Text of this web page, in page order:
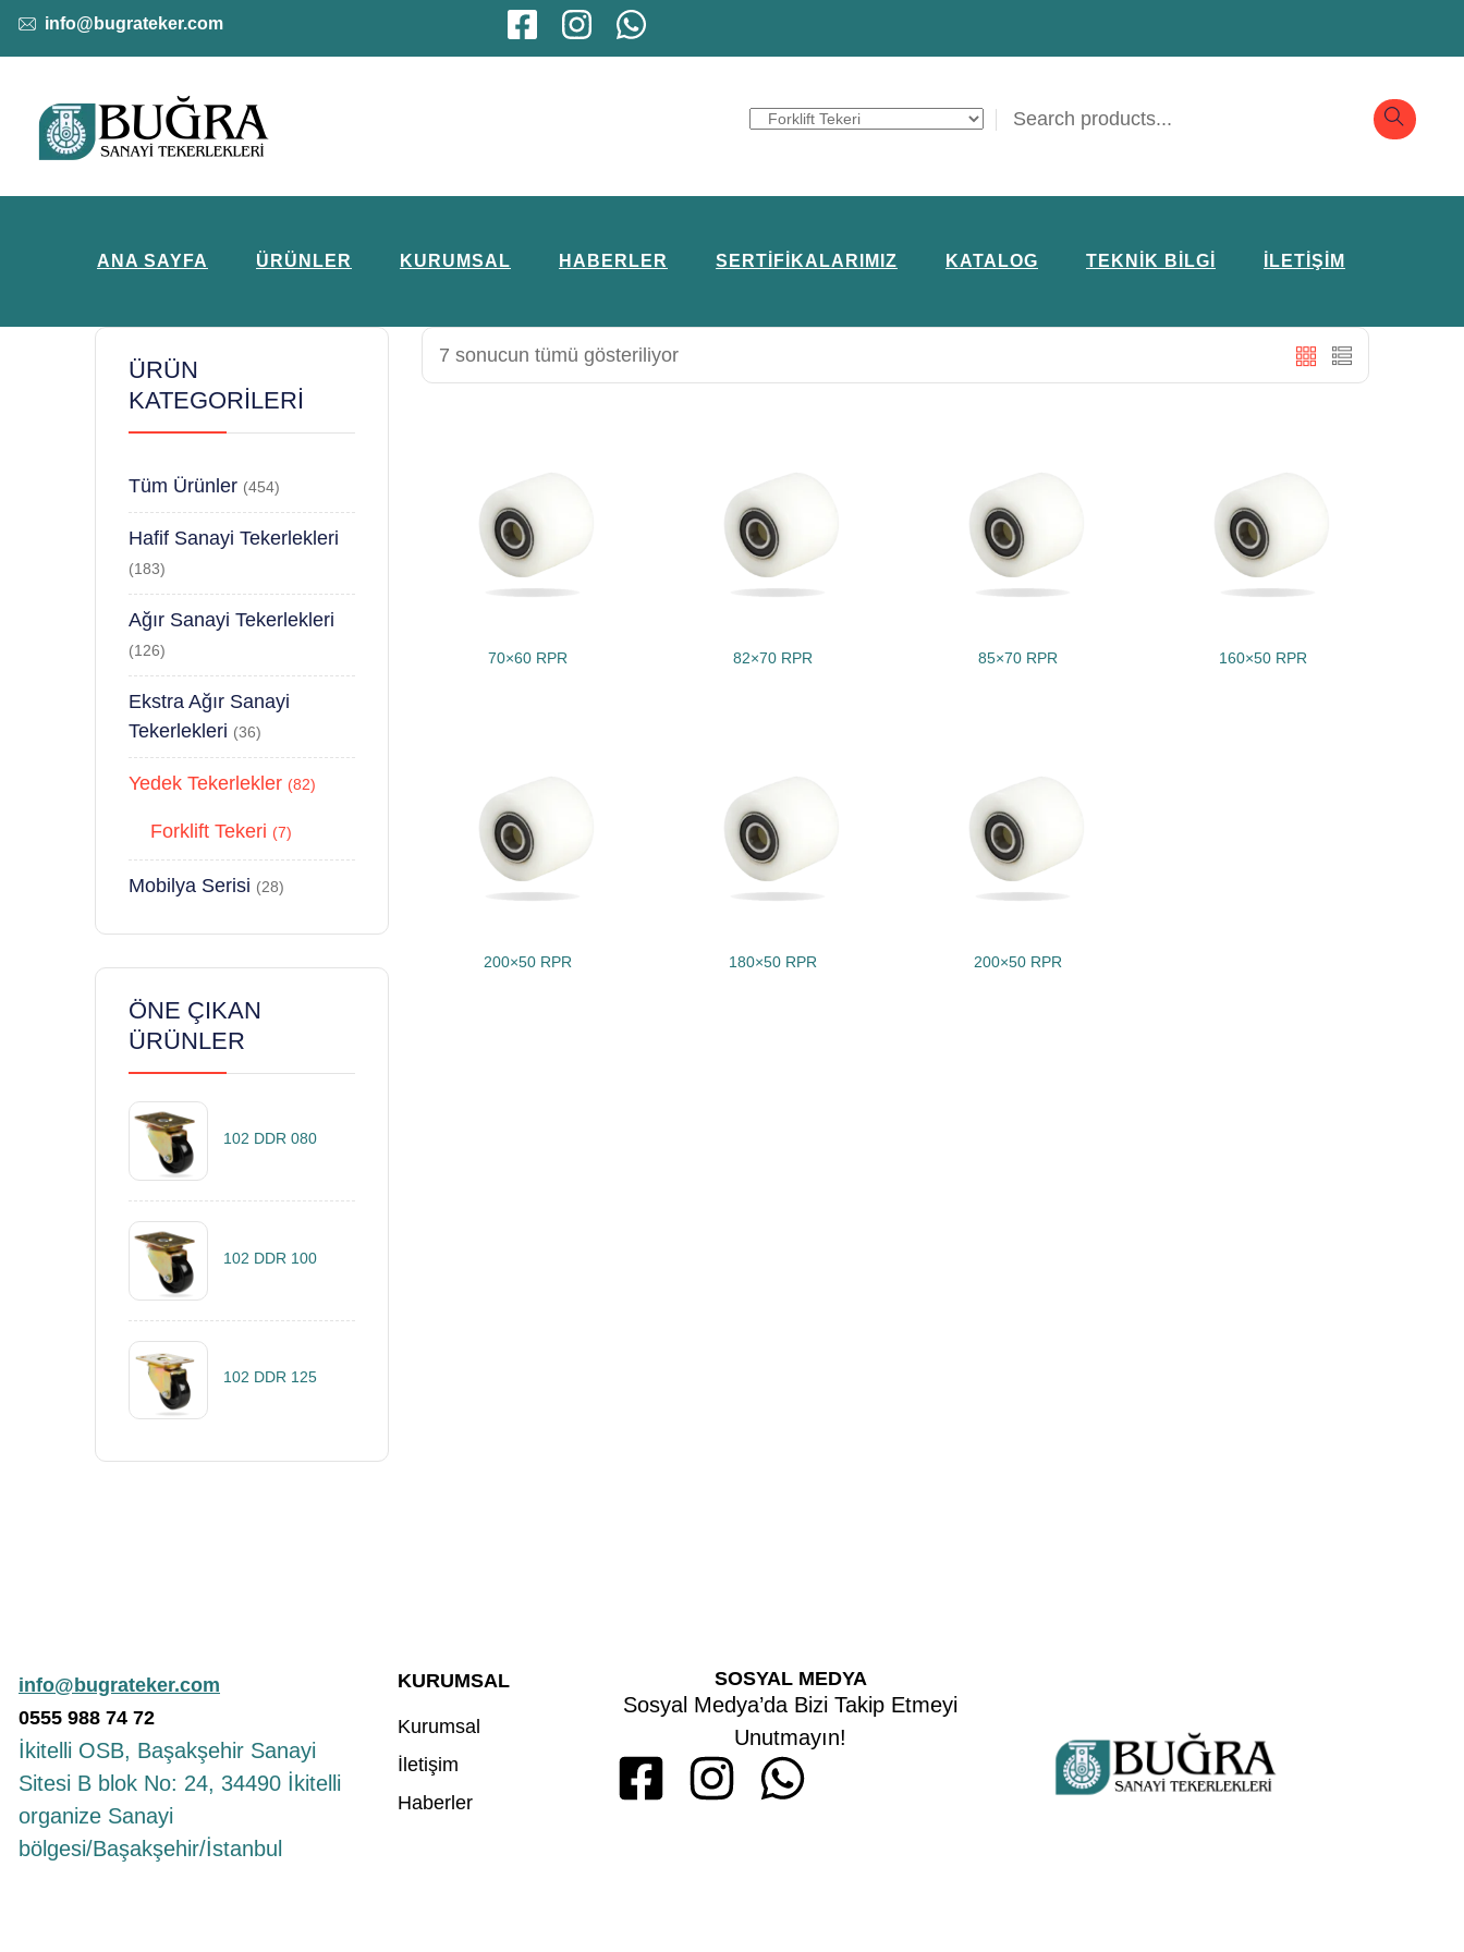
info@bugrateker.com
ANA SAYFA ÜRÜNLER KURUMSAL HABERLER SERTIFIKALARIMIZ KATALOG TEKNIK BILGI İLETIŞIM
ÜRÜN
KATEGORILERI
Tüm Ürünler (454)
Hafif Sanayi Tekerlekleri
(183)
Ağır Sanayi Tekerlekleri
(126)
Ekstra Ağır Sanayi
Tekerlekleri (36)
Yedek Tekerlekler (82)
Forklift Tekeri (7)
Mobilya Serisi (28)
ÖNE ÇIKAN
ÜRÜNLER
102 DDR 080
102 DDR 100
102 DDR 125
7 sonucun tümü gösteriliyor
70×60 RPR 82×70 RPR 85×70 RPR 160×50 RPR
200×50 RPR 180×50 RPR 200×50 RPR
info@bugrateker.com
0555 988 74 72
İkitelli OSB, Başakşehir Sanayi
Sitesi B blok No: 24, 34490 İkitelli
organize Sanayi
bölgesi/Başakşehir/İstanbul
KURUMSAL
Kurumsal
İletişim
Haberler
SOSYAL MEDYA
Sosyal Medya’da Bizi Takip Etmeyi
Unutmayın!